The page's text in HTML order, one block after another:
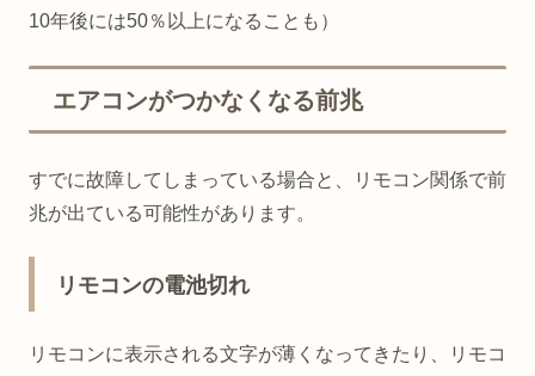
10年後には50％以上になることも）
エアコンがつかなくなる前兆
すでに故障してしまっている場合と、リモコン関係で前
兆が出ている可能性があります。
リモコンの電池切れ
リモコンに表示される文字が薄くなってきたり、リモコ